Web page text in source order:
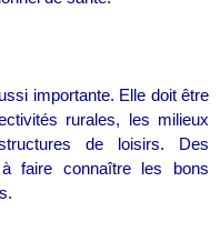
importante. Elle doit être
rurales, les milieux
de loisirs. Des
à faire connaître les bons